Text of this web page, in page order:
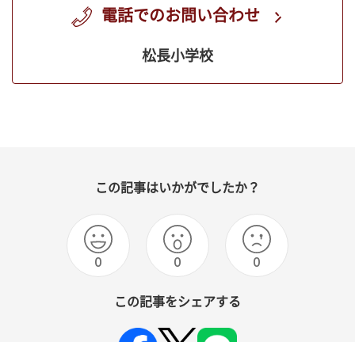
電話でのお問い合わせ
松長小学校
この記事はいかがでしたか？
0 0 0
この記事をシェアする